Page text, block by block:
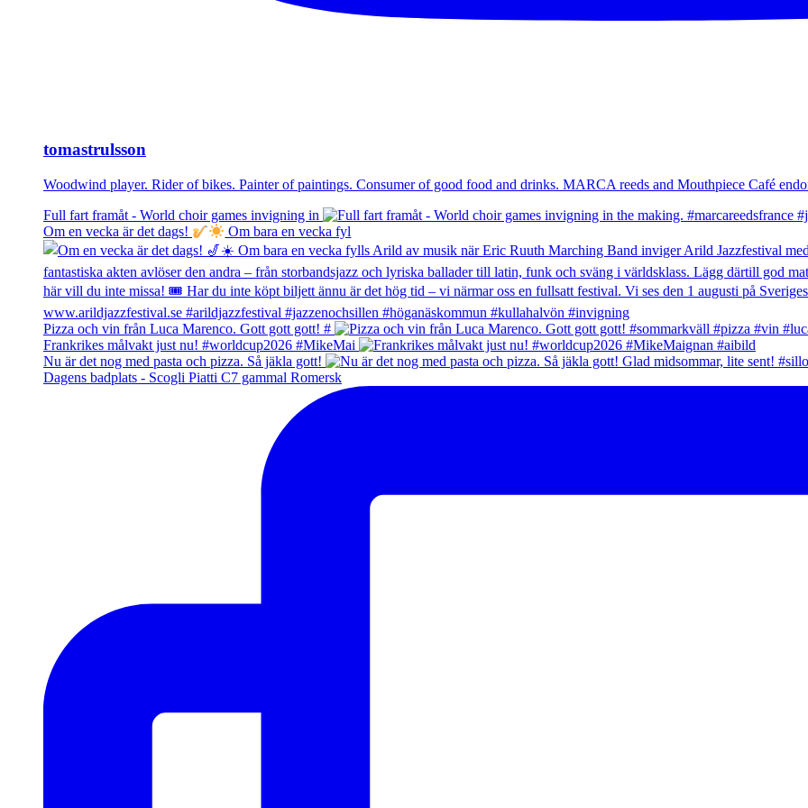
tomastrulsson
Woodwind player. Rider of bikes. Painter of paintings. Consumer of good food and drinks. MARCA reeds and Mouthpiece Café
Full fart framåt - World choir games invigning in
Om en vecka är det dags!
Om bara en vecka fyl
Pizza och vin från Luca Marenco. Gott gott gott! #
Frankrikes målvakt just nu! #worldcup2026 #MikeMai
Nu är det nog med pasta och pizza. Så jäkla gott!
Dagens badplats - Scogli Piatti C7 gammal Romersk